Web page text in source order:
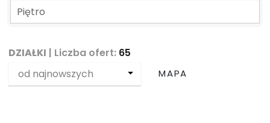
Piętro
DZIAŁKI | Liczba ofert: 65
od najnowszych
MAPA